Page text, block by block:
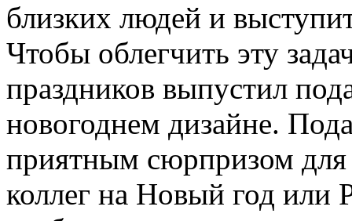
близких людей и
Чтобы облегчить эту
праздников выпустил
новогоднем дизайне.
приятным сюрпризом для
коллег на Новый год или